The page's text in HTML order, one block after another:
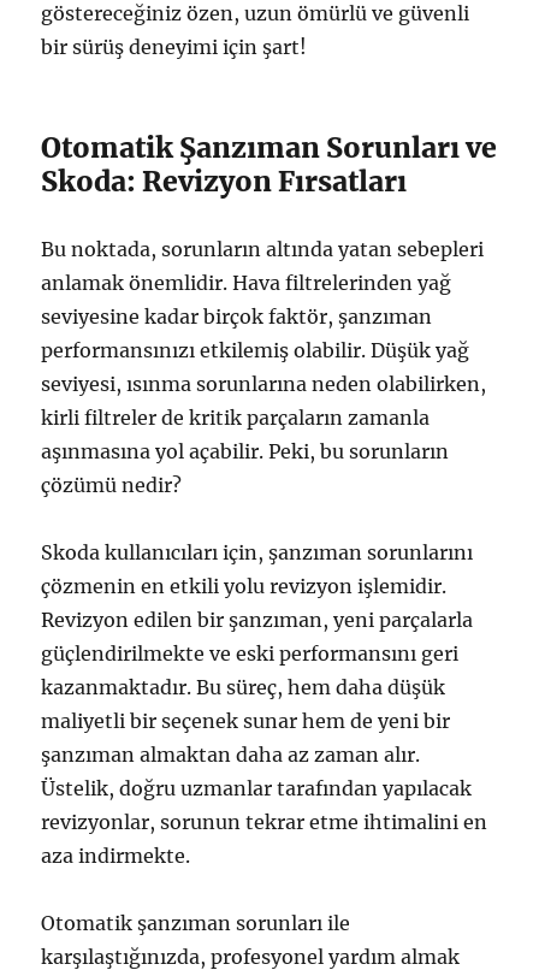
göstereceğiniz özen, uzun ömürlü ve güvenli
bir sürüş deneyimi için şart!
Otomatik Şanzıman Sorunları ve
Skoda: Revizyon Fırsatları
Bu noktada, sorunların altında yatan sebepleri
anlamak önemlidir. Hava filtrelerinden yağ
seviyesine kadar birçok faktör, şanzıman
performansınızı etkilemiş olabilir. Düşük yağ
seviyesi, ısınma sorunlarına neden olabilirken,
kirli filtreler de kritik parçaların zamanla
aşınmasına yol açabilir. Peki, bu sorunların
çözümü nedir?
Skoda kullanıcıları için, şanzıman sorunlarını
çözmenin en etkili yolu revizyon işlemidir.
Revizyon edilen bir şanzıman, yeni parçalarla
güçlendirilmekte ve eski performansını geri
kazanmaktadır. Bu süreç, hem daha düşük
maliyetli bir seçenek sunar hem de yeni bir
şanzıman almaktan daha az zaman alır.
Üstelik, doğru uzmanlar tarafından yapılacak
revizyonlar, sorunun tekrar etme ihtimalini en
aza indirmekte.
Otomatik şanzıman sorunları ile
karşılaştığınızda, profesyonel yardım almak